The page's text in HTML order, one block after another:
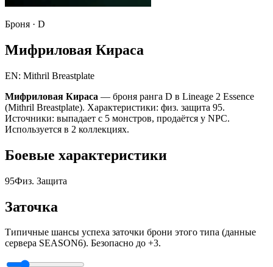
Броня · D
Мифриловая Кираса
EN: Mithril Breastplate
Мифриловая Кираса — броня ранга D в Lineage 2 Essence
(Mithril Breastplate). Характеристики: физ. защита 95.
Источники: выпадает с 5 монстров, продаётся у NPC.
Используется в 2 коллекциях.
Боевые характеристики
95Физ. Защита
Заточка
Типичные шансы успеха заточки брони этого типа (данные
сервера SEASON6). Безопасно до +3.